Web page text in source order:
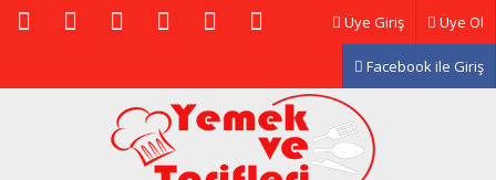
Üye Ol
Üye Giriş
Facebook ile Giriş